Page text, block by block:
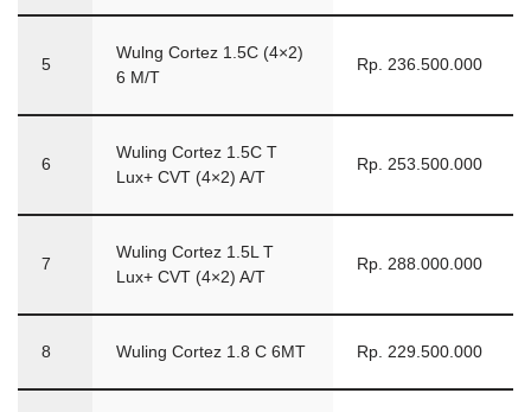
5
Wulng Cortez 1.5C (4×2)
6 M/T
Rp. 236.500.000
6
Wuling Cortez 1.5C T
Lux+ CVT (4×2) A/T
Rp. 253.500.000
7
Wuling Cortez 1.5L T
Lux+ CVT (4×2) A/T
Rp. 288.000.000
8 Wuling Cortez 1.8 C 6MT Rp. 229.500.000